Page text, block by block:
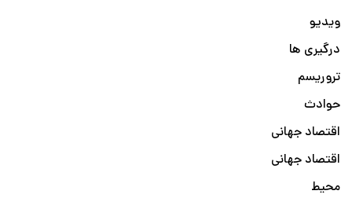
ویدیو
درگیری ها
تروریسم
حوادث
اقتصاد جهانی
اقتصاد جهانی
محیط